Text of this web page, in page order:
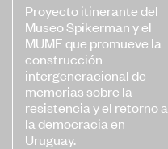
Proyecto itinerante del
Museo Spikerman y el
MUME que promueve la
construcción
intergeneracional de
memorias sobre la
resistencia y el retorno a
la democracia en
Uruguay.